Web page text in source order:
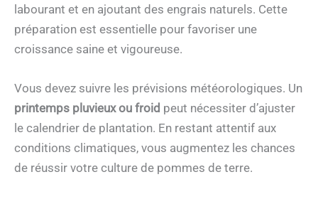
labourant et en ajoutant des engrais naturels. Cette
préparation est essentielle pour favoriser une
croissance saine et vigoureuse.
Vous devez suivre les prévisions météorologiques. Un
printemps pluvieux ou froid peut nécessiter d’ajuster
le calendrier de plantation. En restant attentif aux
conditions climatiques, vous augmentez les chances
de réussir votre culture de pommes de terre.